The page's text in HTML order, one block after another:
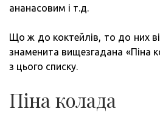
ананасовим і т.д.
Що ж до коктейлів, то до них
знаменита вищезгадана «Піна
з цього списку.
Піна колада